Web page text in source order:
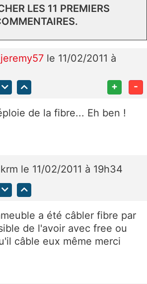
LES 11 PREMIERS
jeremy57 le 11/02/2011 à
+ -
de la fibre... Eh ben !
krm le 11/02/2011 à 19h34
a été câbler fibre par
de l'avoir avec free ou
câble eux même merci